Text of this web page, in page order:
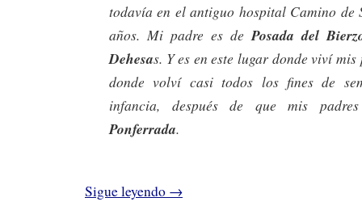
todavía en el antiguo hospital Camino de
años. Mi padre es dePosada del
Dehesas. Y es en este lugar donde viví
donde volví casi todos los fines de
infancia, después de que mis
Ponferrada.
Sigue leyendo →